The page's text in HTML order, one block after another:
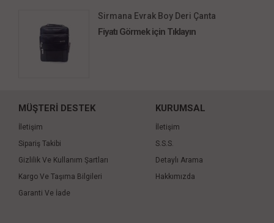
Sirmana Evrak Boy Deri Çanta
Fiyatı Görmek için Tıklayın
MÜŞTERİ DESTEK
İletişim
Sipariş Takibi
Gizlilik Ve Kullanım Şartları
Kargo Ve Taşıma Bilgileri
Garanti Ve İade
KURUMSAL
İletişim
S.S.S.
Detaylı Arama
Hakkımızda